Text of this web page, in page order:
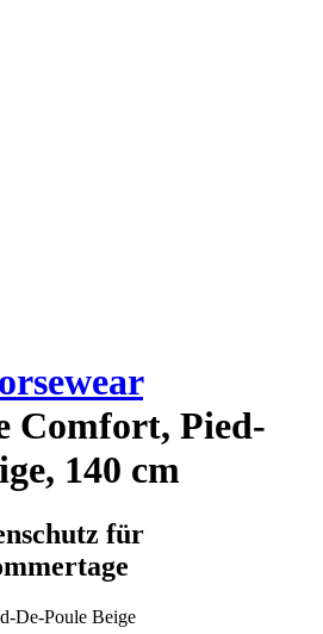
Comfort, Pied-
140 cm
für
De-Poule Beige